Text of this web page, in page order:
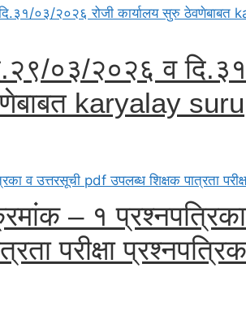
०३/२०२६ व
karyalay suru
– १
परीक्षा